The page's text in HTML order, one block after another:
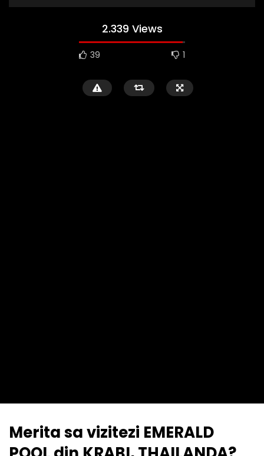
2.339 Views
39 1
Merita sa vizitezi EMERALD